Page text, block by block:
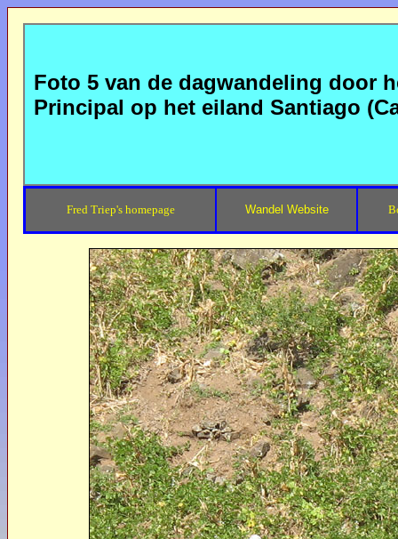
Foto 5 van de dagwandeling door
Principal op het eiland Santiago
Fred Triep's homepage Wandel Website